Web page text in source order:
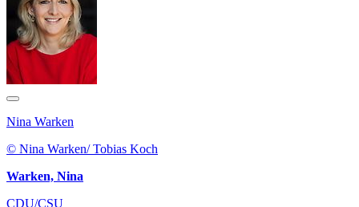
Nina Warken
© Nina Warken/ Tobias Koch
Warken, Nina
CDU/CSU